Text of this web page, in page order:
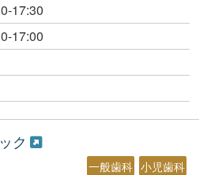
17:30
17:00
ク
一般歯科 小児歯科